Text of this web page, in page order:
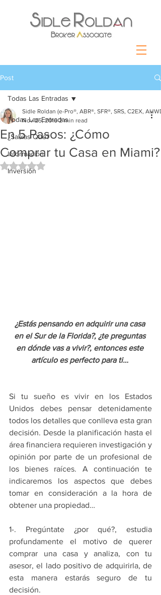
Post
Todas Las Entradas
¿Sabías Que?
Información
Inversión
Todas Las Entradas
En 5 Pasos: ¿Cómo
Comprar tu Casa en Miami?
Sidle Roldan (e-Pro®, ABR®, SFR®, SRS, C2EX, AHWD)
Nov 25, 2016 2 min read
Rated NaN out of 5 stars.
¿Estás pensando en adquirir una casa
en el Sur de la Florida?, ¿te preguntas
en dónde vas a vivir?, entonces este
artículo es perfecto para ti…
Si tu sueño es vivir en los Estados
Unidos debes pensar detenidamente
todos los detalles que conlleva esta gran
decisión. Desde la planificación hasta el
área financiera requieren investigación y
opinión por parte de un profesional de
los bienes raíces. A continuación te
indicaremos los aspectos que debes
tomar en consideración a la hora de
obtener una propiedad…
1-. Pregúntate ¿por qué?, estudia
profundamente el motivo de querer
comprar una casa y analiza, con tu
asesor, el lado positivo de adquirirla, de
esta manera estarás seguro de tu
decisión.